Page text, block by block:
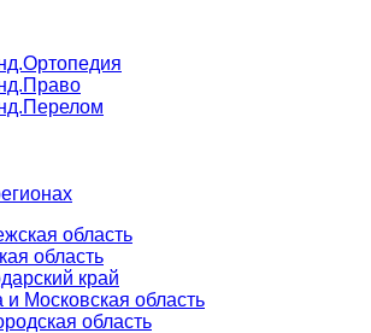
Ортопедия
Право
Перелом
область
область
край
и Московская область
область